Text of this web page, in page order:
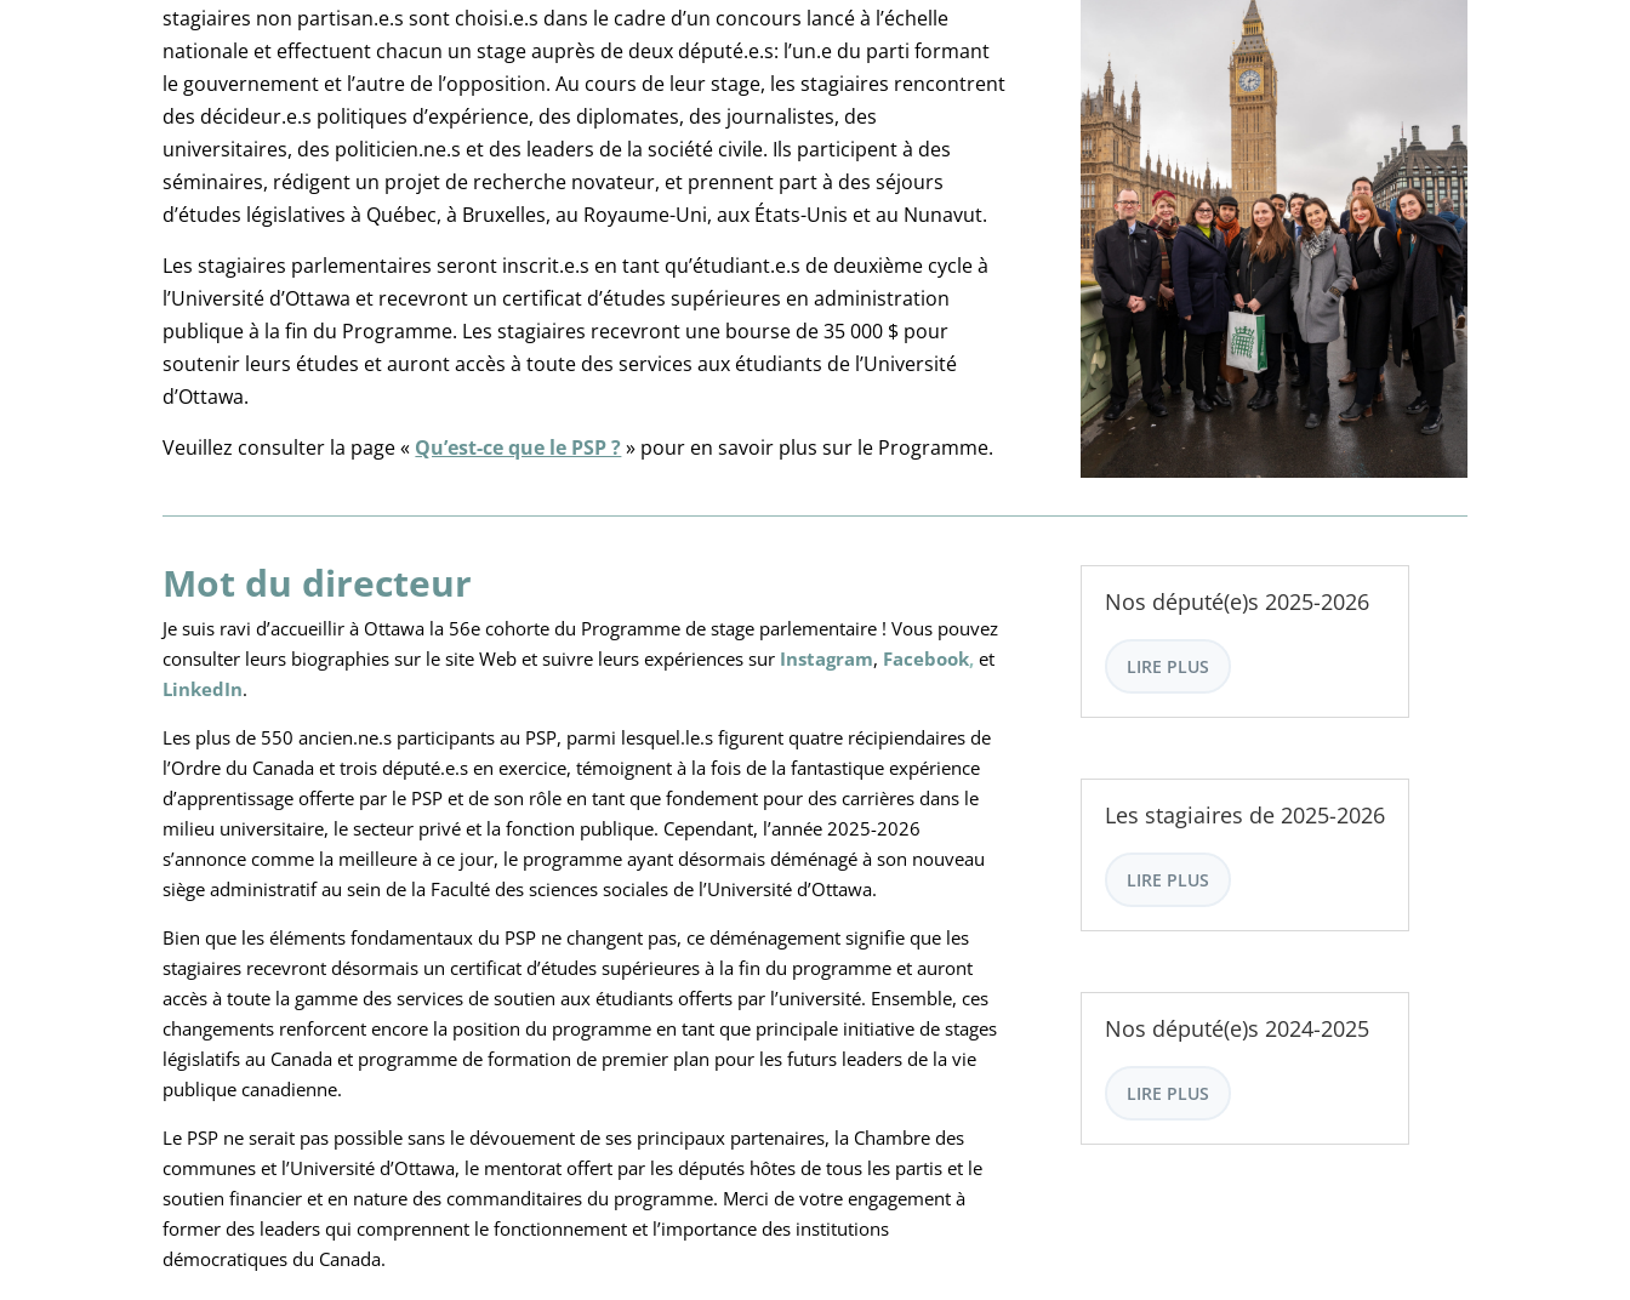
stagiaires non partisan.e.s sont choisi.e.s dans le cadre d’un concours lancé à l’échelle
nationale et effectuent chacun un stage auprès de deux député.e.s: l’un.e du parti formant
le gouvernement et l’autre de l’opposition. Au cours de leur stage, les stagiaires rencontrent
des décideur.e.s politiques d’expérience, des diplomates, des journalistes, des
universitaires, des politicien.ne.s et des leaders de la société civile. Ils participent à des
séminaires, rédigent un projet de recherche novateur, et prennent part à des séjours
d’études législatives à Québec, à Bruxelles, au Royaume-Uni, aux États-Unis et au Nunavut.
Les stagiaires parlementaires seront inscrit.e.s en tant qu’étudiant.e.s de deuxième cycle à
l’Université d’Ottawa et recevront un certificat d’études supérieures en administration
publique à la fin du Programme. Les stagiaires recevront une bourse de 35 000 $ pour
soutenir leurs études et auront accès à toute des services aux étudiants de l’Université
d’Ottawa.
Veuillez consulter la page « Qu’est-ce que le PSP ? » pour en savoir plus sur le Programme.
Mot du directeur
Je suis ravi d’accueillir à Ottawa la 56e cohorte du Programme de stage parlementaire ! Vous pouvez
consulter leurs biographies sur le site Web et suivre leurs expériences sur Instagram, Facebook, et
LinkedIn.
Les plus de 550 ancien.ne.s participants au PSP, parmi lesquel.le.s figurent quatre récipiendaires de
l’Ordre du Canada et trois député.e.s en exercice, témoignent à la fois de la fantastique expérience
d’apprentissage offerte par le PSP et de son rôle en tant que fondement pour des carrières dans le
milieu universitaire, le secteur privé et la fonction publique. Cependant, l’année 2025-2026
s’annonce comme la meilleure à ce jour, le programme ayant désormais déménagé à son nouveau
siège administratif au sein de la Faculté des sciences sociales de l’Université d’Ottawa.
Bien que les éléments fondamentaux du PSP ne changent pas, ce déménagement signifie que les
stagiaires recevront désormais un certificat d’études supérieures à la fin du programme et auront
accès à toute la gamme des services de soutien aux étudiants offerts par l’université. Ensemble, ces
changements renforcent encore la position du programme en tant que principale initiative de stages
législatifs au Canada et programme de formation de premier plan pour les futurs leaders de la vie
publique canadienne.
Le PSP ne serait pas possible sans le dévouement de ses principaux partenaires, la Chambre des
communes et l’Université d’Ottawa, le mentorat offert par les députés hôtes de tous les partis et le
soutien financier et en nature des commanditaires du programme. Merci de votre engagement à
former des leaders qui comprennent le fonctionnement et l’importance des institutions
démocratiques du Canada.
Nos député(e)s 2025-2026
LIRE PLUS
Les stagiaires de 2025-2026
LIRE PLUS
Nos député(e)s 2024-2025
LIRE PLUS